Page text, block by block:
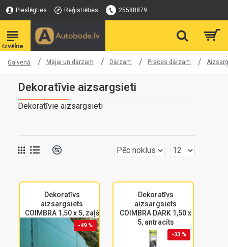
Pieslēgties Reģistrēties 25588879
Galvenā Mājai un dārzam Dārzam Preces dārzam
Dekoratīvie aizsargsieti
Dekoratīvie aizsargsieti
Dekoratīvs
aizsargsiets
COIMBRA 1,50 x 5, zaļš
-49 %
Dekoratīvs
aizsargsiets
COIMBRA DARK 1,50 x
5, antracīts
-33 %